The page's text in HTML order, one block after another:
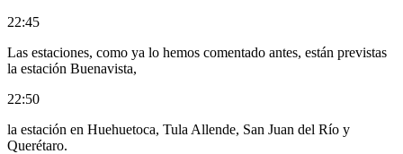
22:45
Las estaciones, como ya lo hemos comentado antes, están previstas
la estación Buenavista,
22:50
la estación en Huehuetoca, Tula Allende, San Juan del Río y
Querétaro.